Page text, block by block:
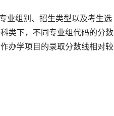
类下，不同专业组代码的分数
办学项目的录取分数线相对较